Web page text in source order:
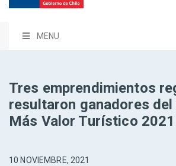
MENU
Tres emprendimientos
resultaron ganadores
Más Valor Turístico 2021
10 NOVIEMBRE, 2021